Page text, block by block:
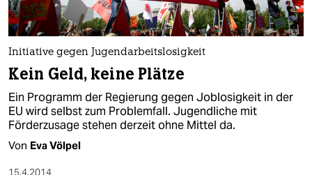
Initiative gegen Jugendarbeitslosigkeit
Kein Geld, keine Plätze
Ein Programm der Regierung gegen Joblosigkeit in der
EU wird selbst zum Problemfall. Jugendliche mit
Förderzusage stehen derzeit ohne Mittel da.
Von Eva Völpel